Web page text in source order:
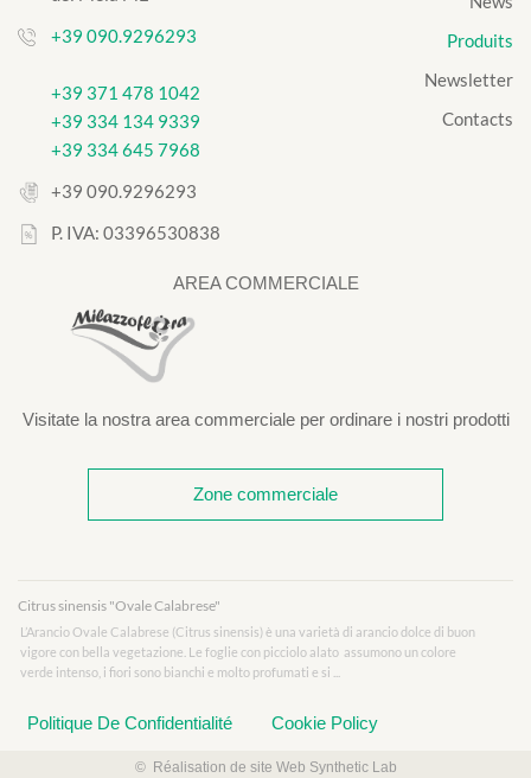
+39 090.9296293
+39 371 478 1042
+39 334 134 9339
+39 334 645 7968
+39 090.9296293
P. IVA: 03396530838
Produits
Newsletter
Contacts
AREA COMMERCIALE
Visitate la nostra area commerciale per ordinare i nostri prodotti
Zone commerciale
Citrus sinensis "Ovale Calabrese"
L’Arancio Ovale Calabrese (Citrus sinensis) è una varietà di arancio dolce di buon
vigore con bella vegetazione. Le foglie con picciolo alato assumono un colore
verde intenso, i fiori sono bianchi e molto profumati e si ...
Politique De Confidentialité Cookie Policy
© Réalisation de site Web Synthetic Lab